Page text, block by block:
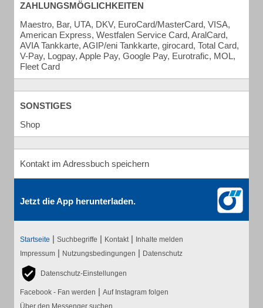
ZAHLUNGSMÖGLICHKEITEN
Maestro, Bar, UTA, DKV, EuroCard/MasterCard, VISA,
American Express, Westfalen Service Card, AralCard,
AVIA Tankkarte, AGIP/eni Tankkarte, girocard, Total Card,
V-Pay, Logpay, Apple Pay, Google Pay, Eurotrafic, MOL,
Fleet Card
SONSTIGES
Shop
Kontakt im Adressbuch speichern
Jetzt die App herunterladen.
Startseite | Suchbegriffe | Kontakt | Inhalte melden
Impressum | Nutzungsbedingungen | Datenschutz
Datenschutz-Einstellungen
Facebook - Fan werden | Auf Instagram folgen
Über den Messenger suchen